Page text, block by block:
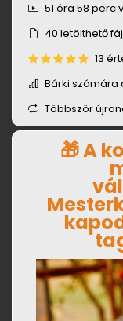
51 óra 58 perc
40 letölthető
13
Bárki számára
Többször
🎁A